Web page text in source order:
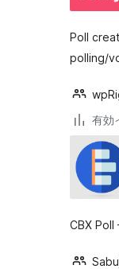
Poll
polling/
有効
CBX